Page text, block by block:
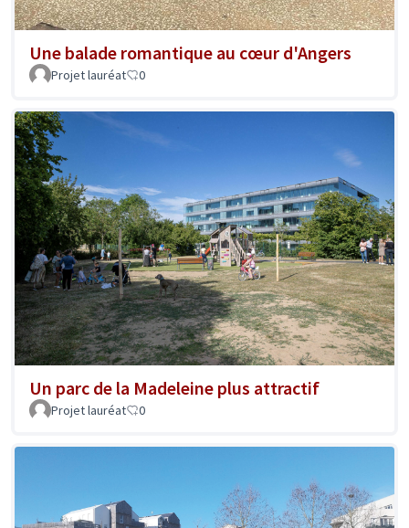
Une balade romantique au cœur d'Angers
Projet lauréat 0
Un parc de la Madeleine plus attractif
Projet lauréat 0